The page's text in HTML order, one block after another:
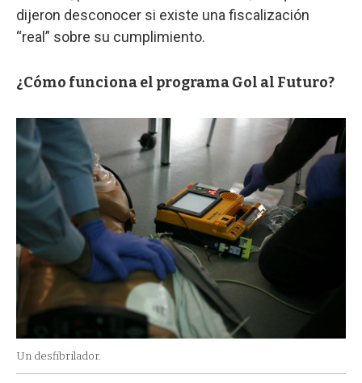
dijeron desconocer si existe una fiscalización
“real” sobre su cumplimiento.
¿Cómo funciona el programa Gol al Futuro?
Un desfibrilador.